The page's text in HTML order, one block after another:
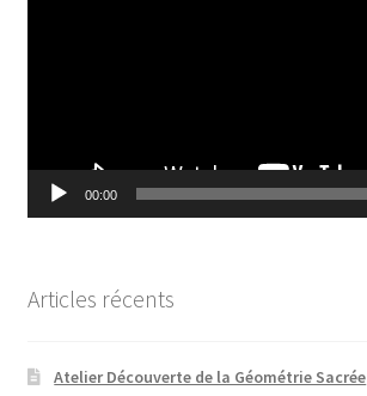
00:00
Articles récents
Atelier Découverte de la Géométrie Sacrée